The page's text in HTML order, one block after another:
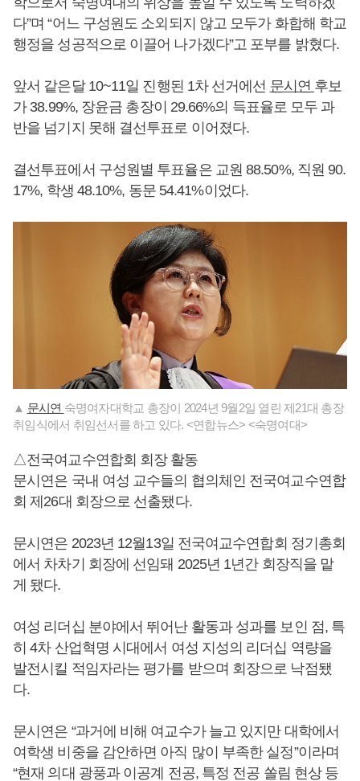
다”며 “어느 구성원도 소외되지 않고 모두가 화합해 학교
행정을 성공적으로 이끌어 나가겠다”고 포부를 밝혔다.
앞서 같은달 10~11일 진행된 1차 선거에선 문시연 후보
가 38.99%, 장윤금 총장이 29.66%의 득표율로 모두 과
반을 넘기지 못해 결선투표로 이어졌다.
결선투표에서 구성원별 투표율은 교원 88.50%, 직원 90.
17%, 학생 48.10%, 동문 54.41%이었다.
▲ 문시연 숙명여자대학교 총장이 2024년 9월2일 열린 제21대 총장
취임식에서 취임선서를 하고 있다. <연합뉴스> <숙명여대>
△전국여교수연합회 회장 활동
문시연은 국내 여성 교수들의 협의체인 전국여교수연합
회 제26대 회장으로 선출됐다.
문시연은 2023년 12월13일 전국여교수연합회 정기총회
에서 차차기 회장에 선임돼 2025년 1년간 회장직을 맡
게 됐다.
여성 리더십 분야에서 뛰어난 활동과 성과를 보인 점, 특
히 4차 산업혁명 시대에서 여성 지성의 리더십 역량을
발전시킬 적임자라는 평가를 받으며 회장으로 낙점됐
다.
문시연은 “과거에 비해 여교수가 늘고 있지만 대학에서
여학생 비중을 감안하면 아직 많이 부족한 실정”이라며
“현재 의대 광풍과 이공계 전공, 특정 전공 쏠림 현상 등